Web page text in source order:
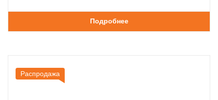
Подробнее
Распродажа